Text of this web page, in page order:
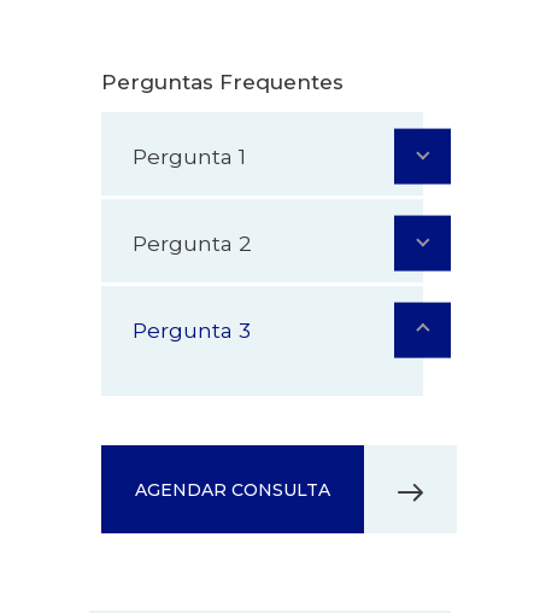
Perguntas Frequentes
Pergunta 1
Pergunta 2
Pergunta 3
AGENDAR CONSULTA